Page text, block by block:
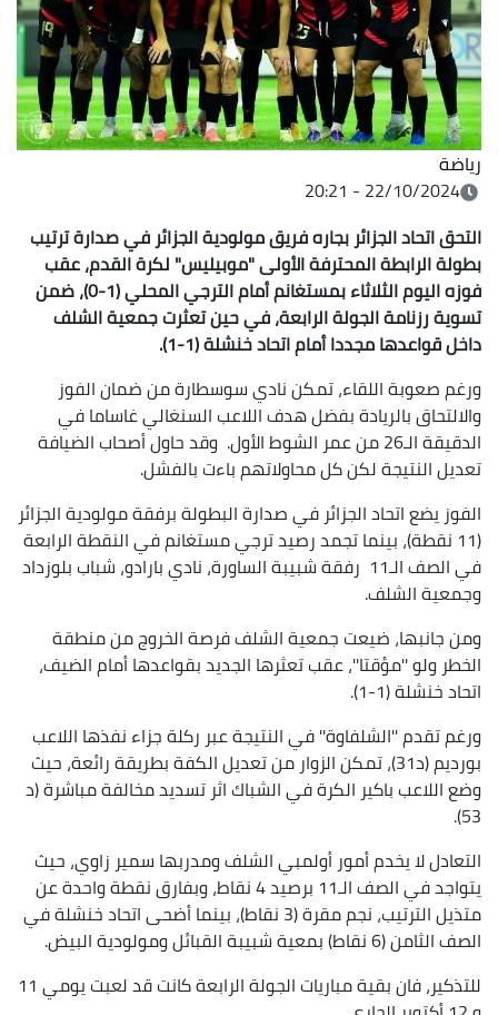
رياضة
22/10/2024 - 20:21
التحق اتحاد الجزائر بجاره فريق مولودية الجزائر في صدارة ترتيب
بطولة الرابطة المحترفة الأولى "موبيليس" لكرة القدم، عقب
فوزه اليوم الثلاثاء بمستغانم أمام الترجي المحلي (1-0)، ضمن
تسوية رزنامة الجولة الرابعة، في حين تعثرت جمعية الشلف
داخل قواعدها مجددا أمام اتحاد خنشلة (1-1).
ورغم صعوبة اللقاء، تمكن نادي سوسطارة من ضمان الفوز
والالتحاق بالريادة بفضل هدف اللاعب السنغالي غاساما في
الدقيقة الـ26 من عمر الشوط الأول. وقد حاول أصحاب الضيافة
تعديل النتيجة لكن كل محاولاتهم باءت بالفشل.
الفوز يضع اتحاد الجزائر في صدارة البطولة برفقة مولودية الجزائر
(11 نقطة)، بينما تجمد رصيد ترجي مستغانم في النقطة الرابعة
في الصف الـ11 رفقة شبيبة الساورة، نادي بارادو، شباب بلوزداد
وجمعية الشلف.
ومن جانبها، ضيعت جمعية الشلف فرصة الخروج من منطقة
الخطر ولو ''مؤقتا''، عقب تعثرها الجديد بقواعدها أمام الضيف،
اتحاد خنشلة (1-1).
ورغم تقدم ''الشلفاوة'' في النتيجة عبر ركلة جزاء نفذها اللاعب
بورديم (د31)، تمكن الزوار من تعديل الكفة بطريقة رائعة، حيث
وضع اللاعب باكير الكرة في الشباك اثر تسديد مخالفة مباشرة (د
53).
التعادل لا يخدم أمور أولمبي الشلف ومدربها سمير زاوي، حيث
يتواجد في الصف الـ11 برصيد 4 نقاط، وبفارق نقطة واحدة عن
متذيل الترتيب، نجم مقرة (3 نقاط)، بينما أضحى اتحاد خنشلة في
الصف الثامن (6 نقاط) بمعية شبيبة القبائل ومولودية البيض.
للتذكير، فان بقية مباريات الجولة الرابعة كانت قد لعبت يومي 11